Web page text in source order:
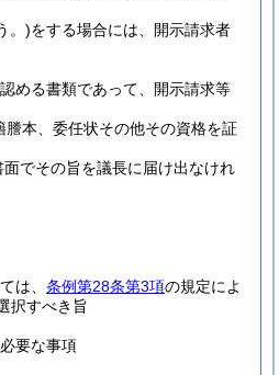
。)をする場合には、開示請求者
める書類であって、開示請求等
本、委任状その他その資格を証
でその旨を議長に届け出なけれ
は、 条例第28条第3項の規定によ
択すべき旨
要な事項